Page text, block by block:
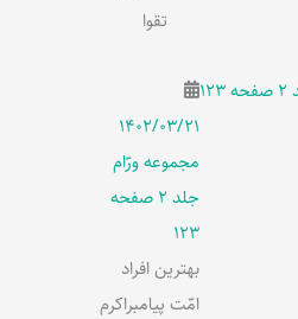
تقوا
۱۴۰۲/۰۳/۲۱
مجموعه ورّام
جلد 2 صفحه
123
بهترین افراد
امّت پیامبراکرم